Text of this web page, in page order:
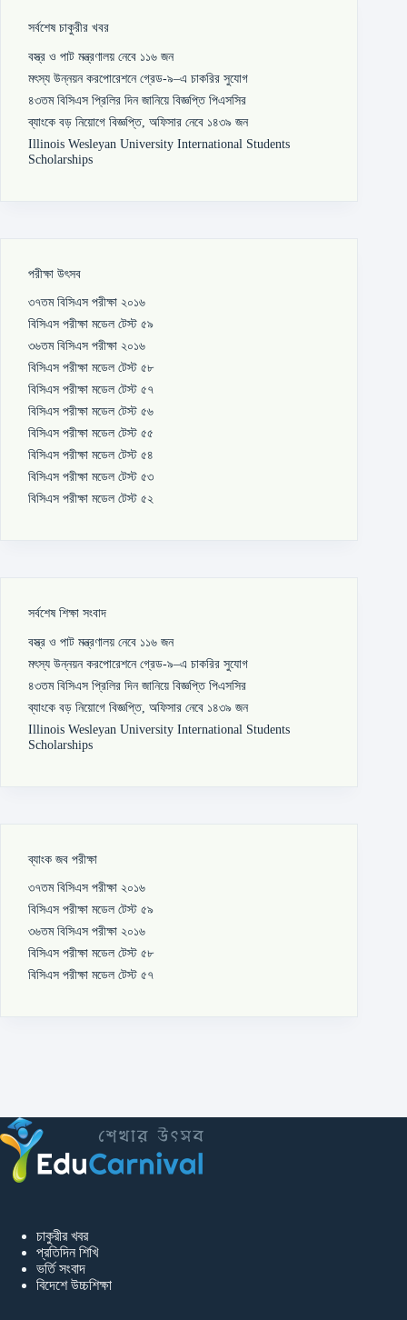
সর্বশেষ চাকুরীর খবর
বস্ত্র ও পাট মন্ত্রণালয় নেবে ১১৬ জন
মৎস্য উন্নয়ন করপোরেশনে গ্রেড-৯–এ চাকরির সুযোগ
৪৩তম বিসিএস প্রিলির দিন জানিয়ে বিজ্ঞপ্তি পিএসসির
ব্যাংকে বড় নিয়োগে বিজ্ঞপ্তি, অফিসার নেবে ১৪৩৯ জন
Illinois Wesleyan University International Students
Scholarships
পরীক্ষা উৎসব
৩৭তম বিসিএস পরীক্ষা ২০১৬
বিসিএস পরীক্ষা মডেল টেস্ট ৫৯
৩৬তম বিসিএস পরীক্ষা ২০১৬
বিসিএস পরীক্ষা মডেল টেস্ট ৫৮
বিসিএস পরীক্ষা মডেল টেস্ট ৫৭
বিসিএস পরীক্ষা মডেল টেস্ট ৫৬
বিসিএস পরীক্ষা মডেল টেস্ট ৫৫
বিসিএস পরীক্ষা মডেল টেস্ট ৫৪
বিসিএস পরীক্ষা মডেল টেস্ট ৫৩
বিসিএস পরীক্ষা মডেল টেস্ট ৫২
সর্বশেষ শিক্ষা সংবাদ
বস্ত্র ও পাট মন্ত্রণালয় নেবে ১১৬ জন
মৎস্য উন্নয়ন করপোরেশনে গ্রেড-৯–এ চাকরির সুযোগ
৪৩তম বিসিএস প্রিলির দিন জানিয়ে বিজ্ঞপ্তি পিএসসির
ব্যাংকে বড় নিয়োগে বিজ্ঞপ্তি, অফিসার নেবে ১৪৩৯ জন
Illinois Wesleyan University International Students
Scholarships
ব্যাংক জব পরীক্ষা
৩৭তম বিসিএস পরীক্ষা ২০১৬
বিসিএস পরীক্ষা মডেল টেস্ট ৫৯
৩৬তম বিসিএস পরীক্ষা ২০১৬
বিসিএস পরীক্ষা মডেল টেস্ট ৫৮
বিসিএস পরীক্ষা মডেল টেস্ট ৫৭
চাকুরীর খবর
প্রতিদিন শিখি
ভর্তি সংবাদ
বিদেশে উচ্চশিক্ষা